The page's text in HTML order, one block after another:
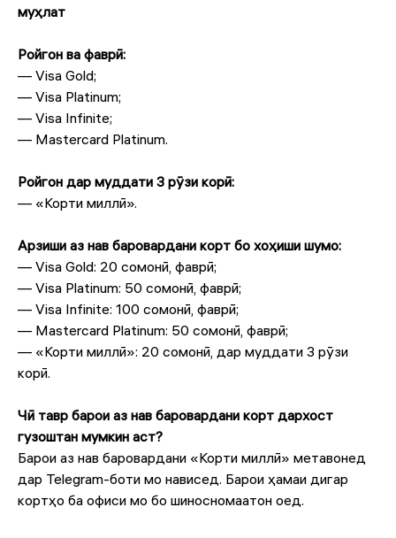
муҳлат
Ройгон ва фаврӣ:
— Visa Gold;
— Visa Platinum;
— Visa Infinite;
— Mastercard Platinum.
Ройгон дар муддати 3 рӯзи корӣ:
— «Корти миллӣ».
Арзиши аз нав баровардани корт бо хоҳиши шумо:
— Visa Gold: 20 сомонӣ, фаврӣ;
— Visa Platinum: 50 сомонӣ, фаврӣ;
— Visa Infinite: 100 сомонӣ, фаврӣ;
— Mastercard Platinum: 50 сомонӣ, фаврӣ;
— «Корти миллӣ»: 20 сомонӣ, дар муддати 3 рӯзи
корӣ.
Чӣ тавр барои аз нав баровардани корт дархост
гузоштан мумкин аст?
Барои аз нав баровардани «Корти миллӣ» метавонед
дар Telegram-боти мо нависед. Барои ҳамаи дигар
кортҳо ба офиси мо бо шиносномаатон оед.